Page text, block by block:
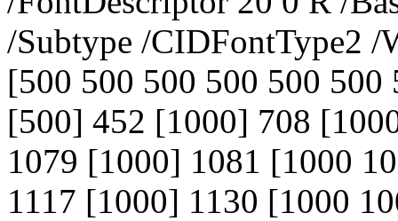
/Subtype /CIDFontType2
[500 500 500 500 500
[500] 452 [1000] 708
1079 [1000] 1081 [1000
1117 [1000] 1130 [1000